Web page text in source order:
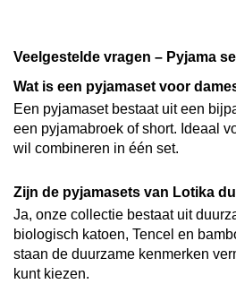
Veelgestelde vragen – Pyjama
Wat is een pyjamaset voor
Een pyjamaset bestaat uit een
een pyjamabroek of short. Ideaal
wil combineren in één set.
Zijn de pyjamasets van Lotika
Ja, onze collectie bestaat uit
biologisch katoen, Tencel en
staan de duurzame kenmerken
kunt kiezen.